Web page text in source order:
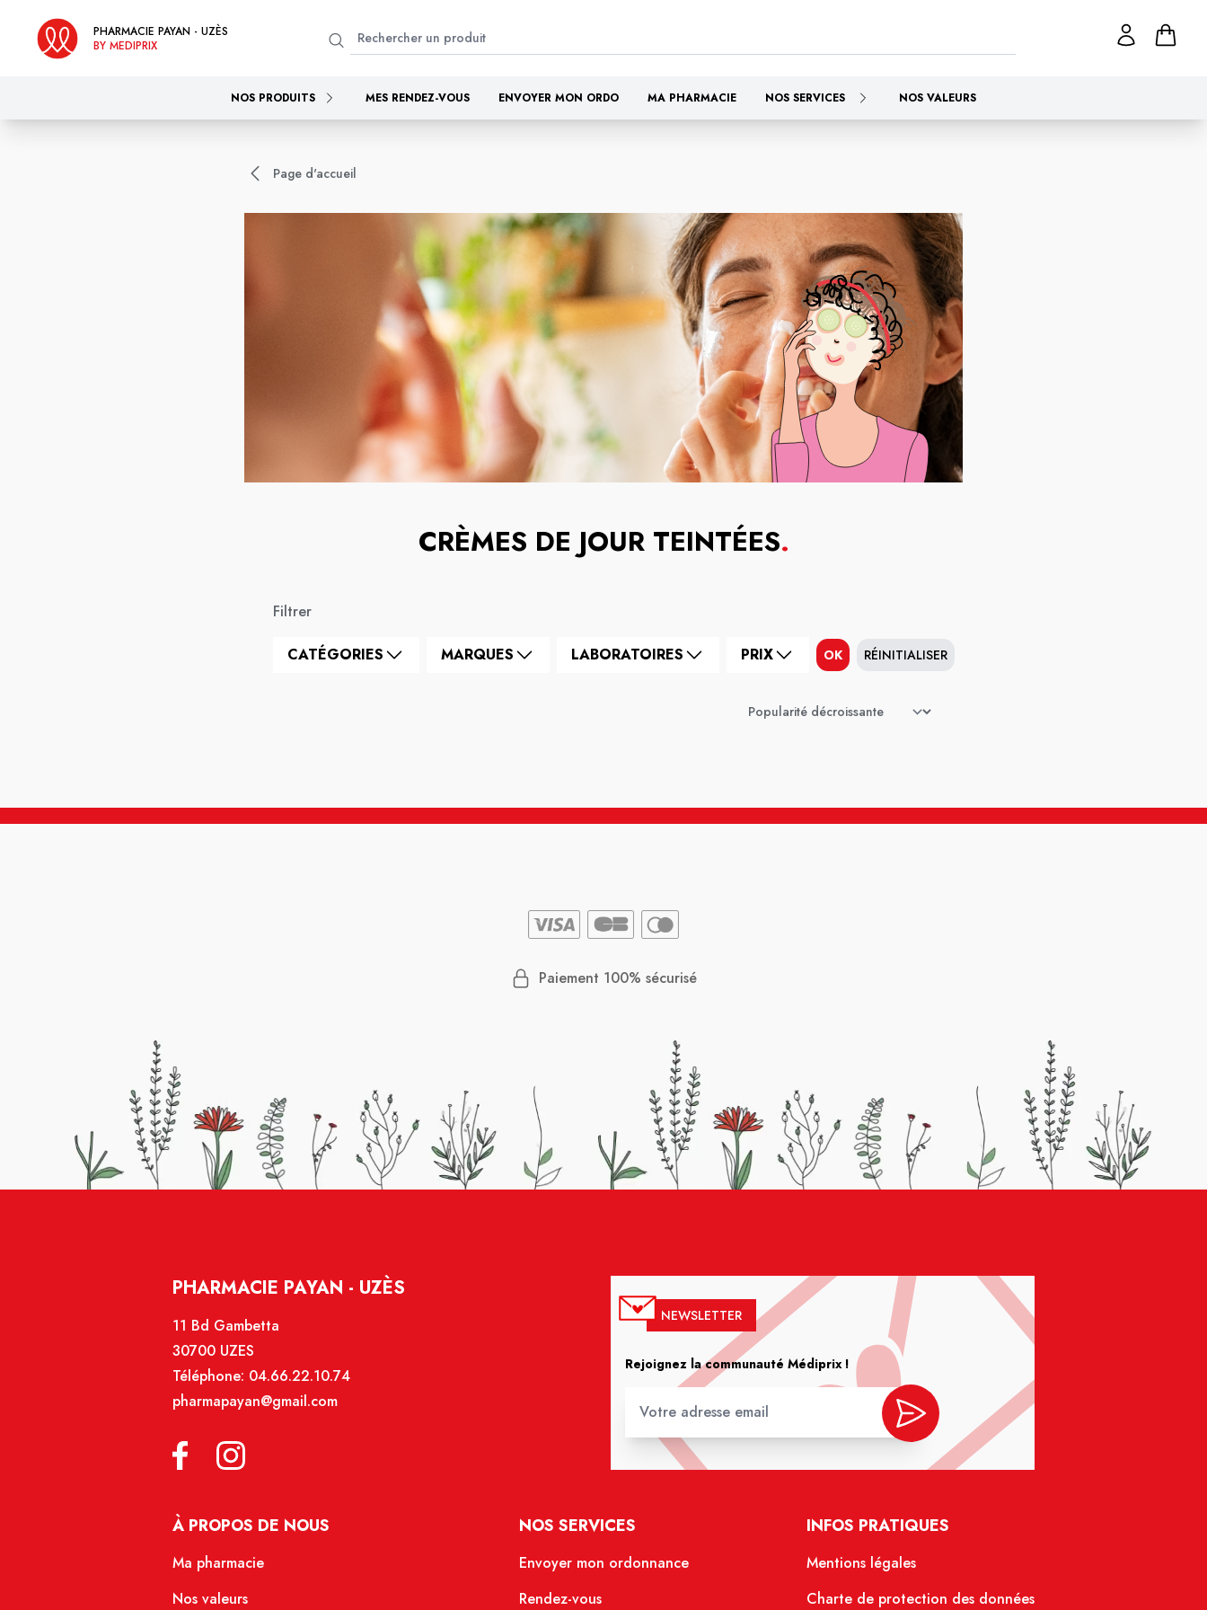
PHARMACIE PAYAN - UZÈS
BY MEDIPRIX
NOS PRODUITS MES RENDEZ-VOUS ENVOYER MON ORDO MA PHARMACIE NOS SERVICES NOS VALEURS
Page d'accueil
CRÈMES DE JOUR TEINTÉES.
Filtrer
CATÉGORIES MARQUES LABORATOIRES PRIX OK RÉINITIALISER
Paiement 100% sécurisé
PHARMACIE PAYAN - UZÈS
11 Bd Gambetta
30700 UZES
Téléphone: 04.66.22.10.74
pharmapayan@gmail.com
NEWSLETTER
Rejoignez la communauté Médiprix !
À PROPOS DE NOUS
Ma pharmacie
Nos valeurs
NOS SERVICES
Envoyer mon ordonnance
Rendez-vous
INFOS PRATIQUES
Mentions légales
Charte de protection des données